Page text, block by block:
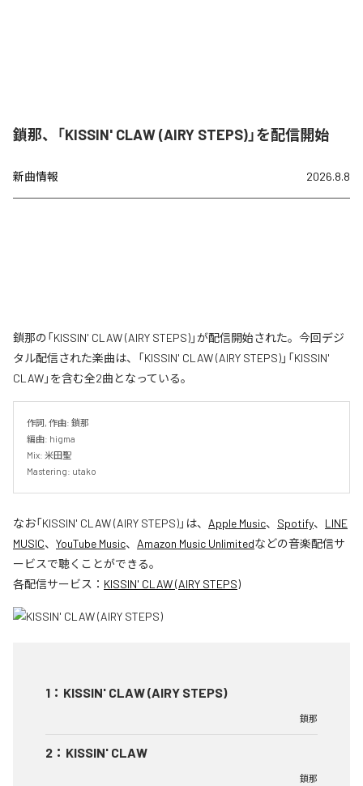
鎖那、「KISSIN' CLAW (AIRY STEPS)」を配信開始
新曲情報 2026.8.8
鎖那の「KISSIN' CLAW (AIRY STEPS)」が配信開始された。今回デジ
タル配信された楽曲は、「KISSIN' CLAW (AIRY STEPS)」「KISSIN'
CLAW」を含む全2曲となっている。
作詞, 作曲: 鎖那
編曲: higma
Mix: 米田聖
Mastering: utako
なお「KISSIN' CLAW (AIRY STEPS)」は、 Apple Music、 Spotify、 LINE
MUSIC、 YouTube Music、 Amazon Music Unlimitedなどの音楽配信サ
ービスで聴くことができる。
各配信サービス： KISSIN' CLAW (AIRY STEPS)
1 ： KISSIN' CLAW (AIRY STEPS)
鎖那
2 ： KISSIN' CLAW
鎖那